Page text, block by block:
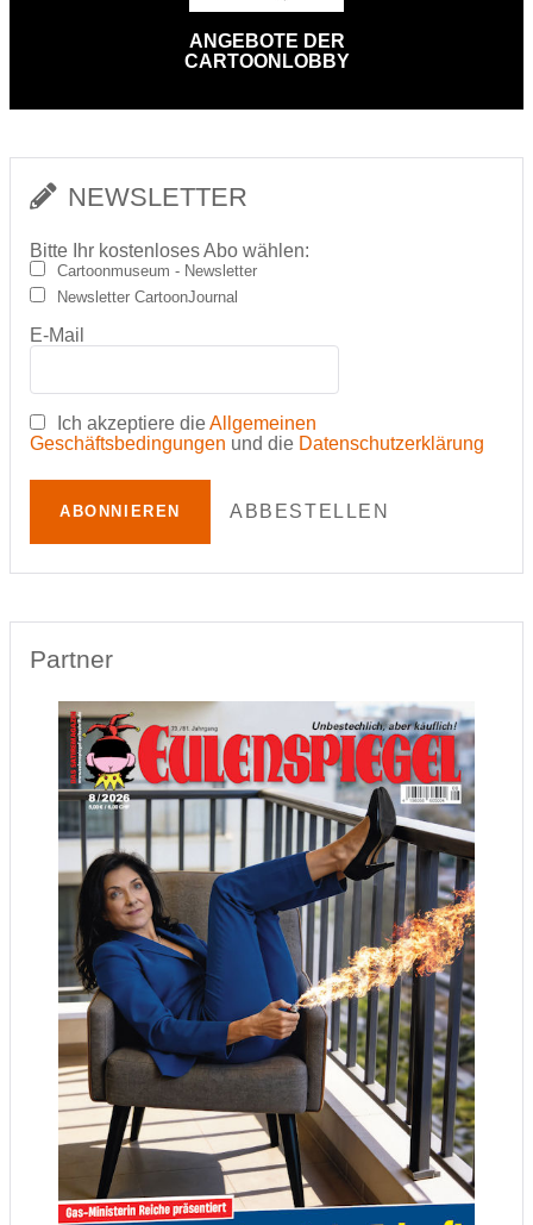
ANGEBOTE DER
CARTOONLOBBY
NEWSLETTER
Bitte Ihr kostenloses Abo wählen:
Cartoonmuseum - Newsletter
Newsletter CartoonJournal
E-Mail
Ich akzeptiere dieAllgemeinen
Geschäftsbedingungen und die Datenschutzerklärung
ABONNIEREN ABBESTELLEN
Partner